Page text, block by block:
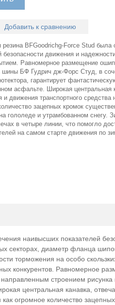
Добавить к сравнению
BFGoodrichg-Force Stud была
движения и
Равномерное размещение
шины БФ Гудрич дж-Форс Студ, в
гарантирует
асфальте. Широкая центральная
и движения транспортного средства
зацепных кромок
гололеде и утрамбованном снегу.
в четыре линии, что помогло
на самом старте движения по
наивысших показателей
секторах, диаметр фланца
торможения на особо
конкурентов. Равномерное
строением рисунка
центральная канавка,
огромное количество